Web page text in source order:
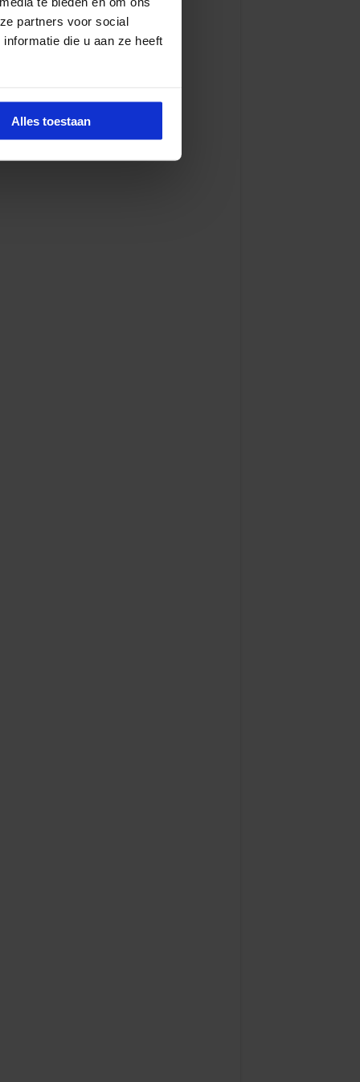
partners voor social
die u aan ze heeft
Alles toestaan